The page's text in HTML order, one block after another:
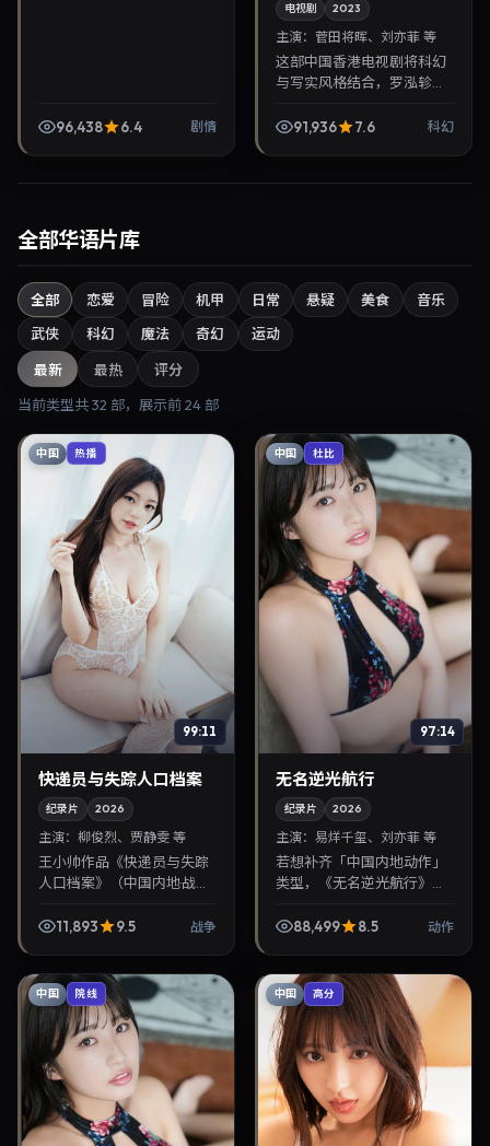
96,438 6.4 剧情
电视剧 2023
主演：菅田将晖、刘亦菲 等
这部中国香港电视剧将科幻
与写实风格结合，罗泓轸掌
主角。2023年12月13日与观
91,936 7.6 科幻
全部华语片库
全部 恋爱 冒险 机甲 日常 悬疑 美食
音乐
武侠
科幻 魔法 奇幻 运动
最新 最热 评分
当前类型共32 部，展示前24 部
中国 热播
99:11
快递员与失踪人口档案
纪录片 2026
主演： 柳俊烈、贾静雯 等
王小帅作品《快递员与失踪
人口档案》（中国内地·战
衔，2026年2月18日正式上
11,893 9.5 战争
中国 杜比
97:14
无名逆光航行
纪录片 2026
主演：易烊千玺、刘亦菲 等
若想补齐「中国内地动作」
类型，《无名逆光航行》值
烊千玺、刘亦菲主演，2026
88,499 8.5 动作
中国 院线 中国 高分